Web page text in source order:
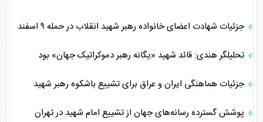
جزئیات شهادت اعضای خانواده رهبر شهید انقلاب در حمله ۹ اسفند
تحلیلگر هندی: قائد شهید «یگانه رهبر دموکراتیک جهان» بود
جزئیات هماهنگی ایران و عراق برای تشییع باشکوه رهبر شهید
پوشش گسترده رسانه‌های جهان از تشییع امام شهید در تهران